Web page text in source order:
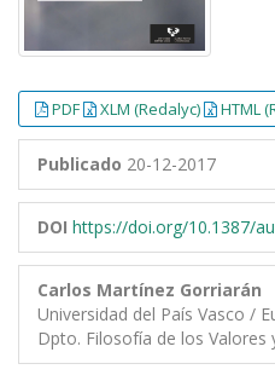
PDF XLM (Redalyc) HTML
Publicado 20-12-2017
DOI https://doi.org/10.1387/
Carlos Martínez Gorriarán
Universidad del País Vasco /
Dpto. Filosofía de los Valores